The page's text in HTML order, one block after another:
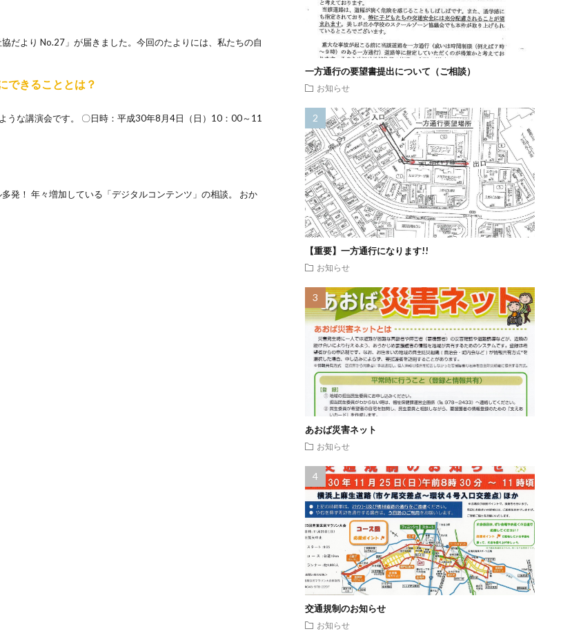
だより No.27」が届きました。今回のたよりには、私たちの自
できることとは？
うな講演会です。 〇日時：平成30年8月4日（日）10：00～11
発！ 年々増加している「デジタルコンテンツ」の相談。 おか
一方通行の要望書提出について（ご相談）
お知らせ
【重要】一方通行になります!!
お知らせ
あおば災害ネット
お知らせ
交通規制のお知らせ
お知らせ